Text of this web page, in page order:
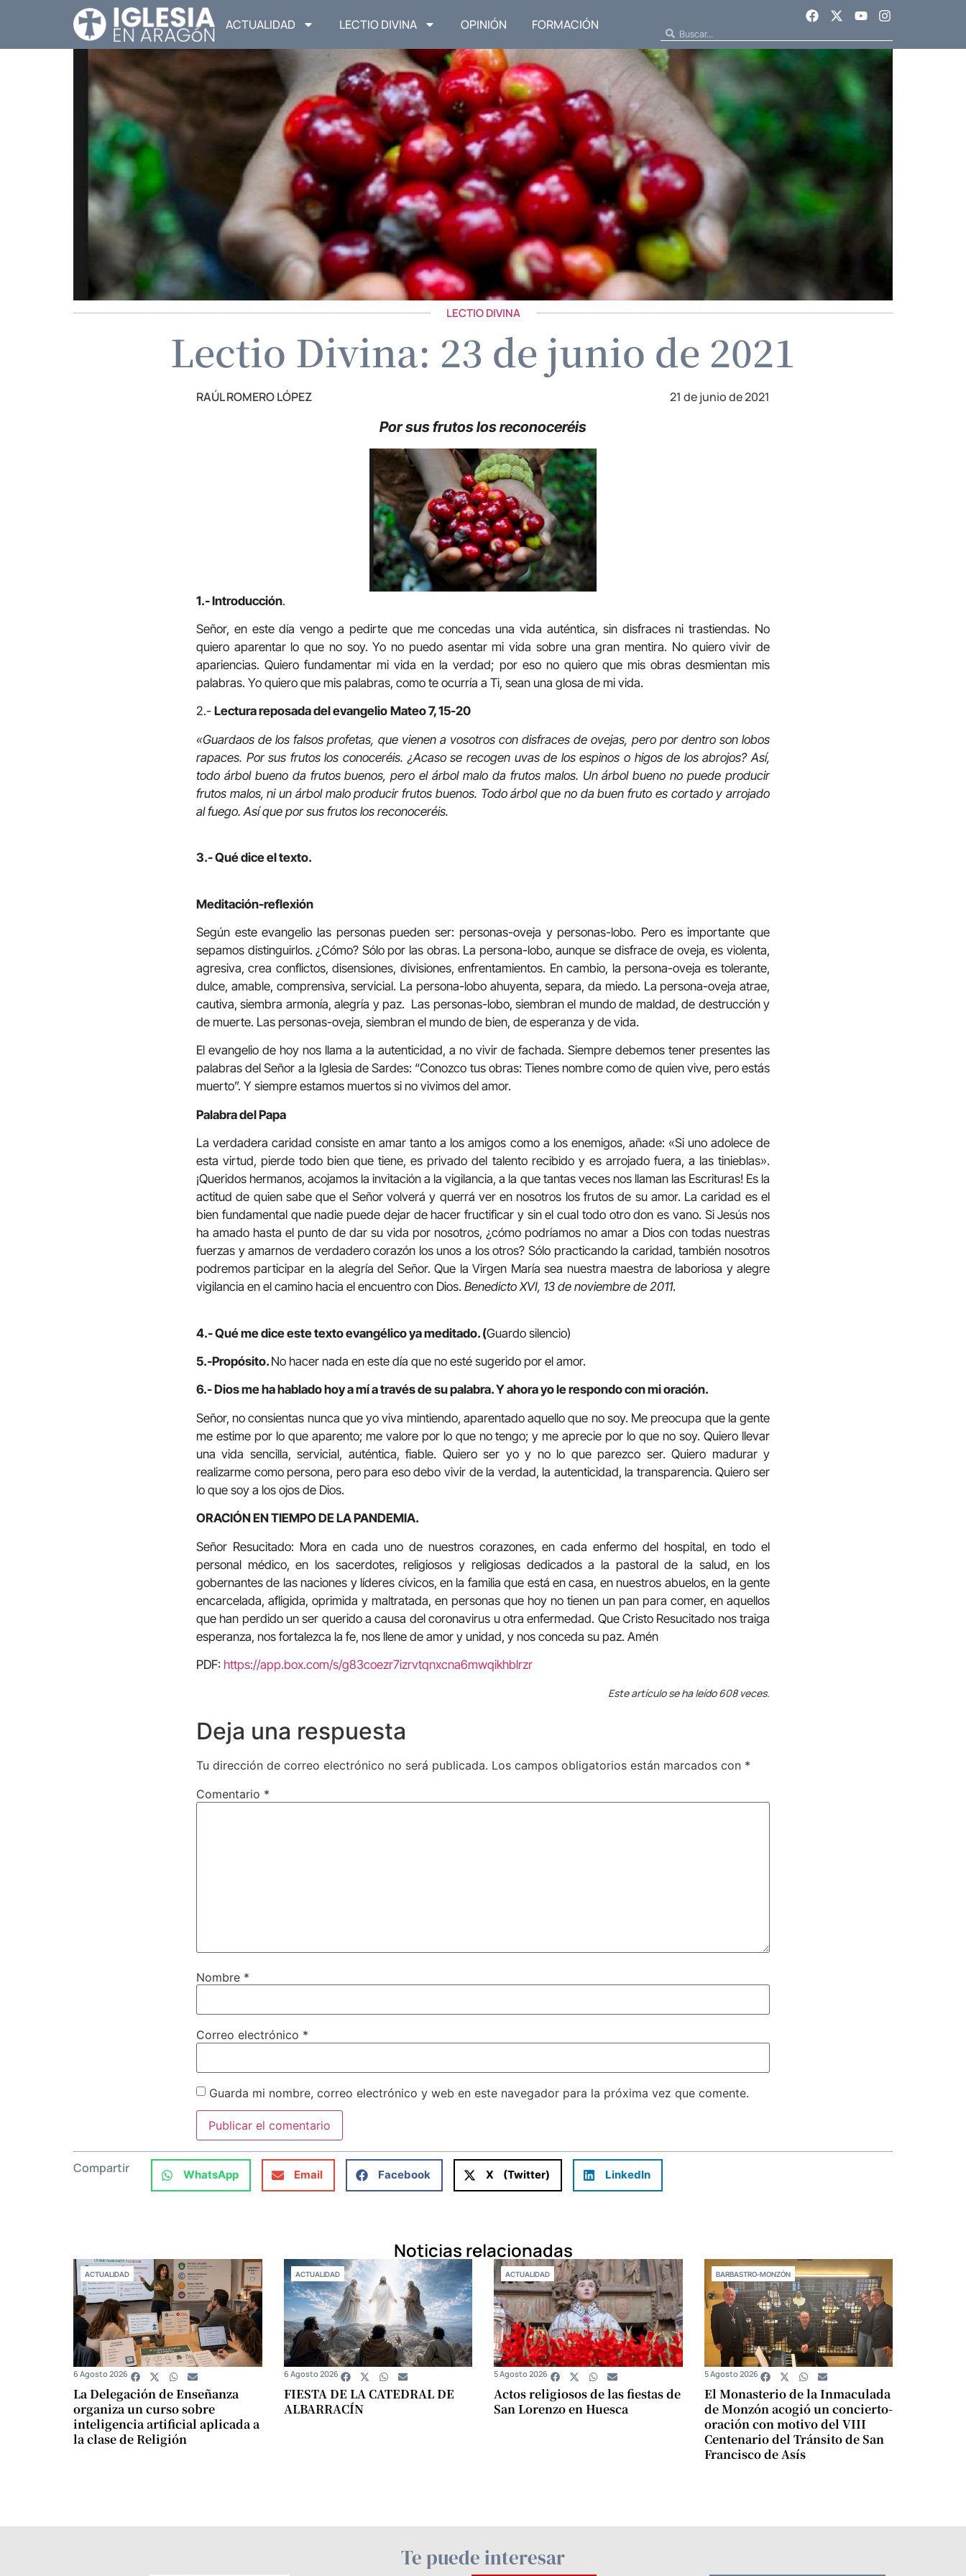
ACTUALIDAD LECTIO DIVINA OPINIÓN FORMACIÓN
LECTIO DIVINA
Lectio Divina: 23 de junio de 2021
RAÚL ROMERO LÓPEZ 21 de junio de 2021
Por sus frutos los reconoceréis
1.- Introducción.
Señor, en este día vengo a pedirte que me concedas una vida auténtica, sin disfraces ni trastiendas. No
quiero aparentar lo que no soy. Yo no puedo asentar mi vida sobre una gran mentira. No quiero vivir de
apariencias. Quiero fundamentar mi vida en la verdad; por eso no quiero que mis obras desmientan mis
palabras. Yo quiero que mis palabras, como te ocurría a Ti, sean una glosa de mi vida.
2.- Lectura reposada del evangelio Mateo 7, 15-20
«Guardaos de los falsos profetas, que vienen a vosotros con disfraces de ovejas, pero por dentro son lobos
rapaces. Por sus frutos los conoceréis. ¿Acaso se recogen uvas de los espinos o higos de los abrojos? Así,
todo árbol bueno da frutos buenos, pero el árbol malo da frutos malos. Un árbol bueno no puede producir
frutos malos, ni un árbol malo producir frutos buenos. Todo árbol que no da buen fruto es cortado y arrojado
al fuego. Así que por sus frutos los reconoceréis.
3.- Qué dice el texto.
Meditación-reflexión
Según este evangelio las personas pueden ser: personas-oveja y personas-lobo. Pero es importante que
sepamos distinguirlos. ¿Cómo? Sólo por las obras. La persona-lobo, aunque se disfrace de oveja, es violenta,
agresiva, crea conflictos, disensiones, divisiones, enfrentamientos. En cambio, la persona-oveja es tolerante,
dulce, amable, comprensiva, servicial. La persona-lobo ahuyenta, separa, da miedo. La persona-oveja atrae,
cautiva, siembra armonía, alegría y paz. Las personas-lobo, siembran el mundo de maldad, de destrucción y
de muerte. Las personas-oveja, siembran el mundo de bien, de esperanza y de vida.
El evangelio de hoy nos llama a la autenticidad, a no vivir de fachada. Siempre debemos tener presentes las
palabras del Señor a la Iglesia de Sardes: “Conozco tus obras: Tienes nombre como de quien vive, pero estás
muerto”. Y siempre estamos muertos si no vivimos del amor.
Palabra del Papa
La verdadera caridad consiste en amar tanto a los amigos como a los enemigos, añade: «Si uno adolece de
esta virtud, pierde todo bien que tiene, es privado del talento recibido y es arrojado fuera, a las tinieblas».
¡Queridos hermanos, acojamos la invitación a la vigilancia, a la que tantas veces nos llaman las Escrituras! Es la
actitud de quien sabe que el Señor volverá y querrá ver en nosotros los frutos de su amor. La caridad es el
bien fundamental que nadie puede dejar de hacer fructificar y sin el cual todo otro don es vano. Si Jesús nos
ha amado hasta el punto de dar su vida por nosotros, ¿cómo podríamos no amar a Dios con todas nuestras
fuerzas y amarnos de verdadero corazón los unos a los otros? Sólo practicando la caridad, también nosotros
podremos participar en la alegría del Señor. Que la Virgen María sea nuestra maestra de laboriosa y alegre
vigilancia en el camino hacia el encuentro con Dios. Benedicto XVI, 13 de noviembre de 2011.
4.- Qué me dice este texto evangélico ya meditado. (Guardo silencio)
5.-Propósito. No hacer nada en este día que no esté sugerido por el amor.
6.- Dios me ha hablado hoy a mí a través de su palabra. Y ahora yo le respondo con mi oración.
Señor, no consientas nunca que yo viva mintiendo, aparentado aquello que no soy. Me preocupa que la gente
me estime por lo que aparento; me valore por lo que no tengo; y me aprecie por lo que no soy. Quiero llevar
una vida sencilla, servicial, auténtica, fiable. Quiero ser yo y no lo que parezco ser. Quiero madurar y
realizarme como persona, pero para eso debo vivir de la verdad, la autenticidad, la transparencia. Quiero ser
lo que soy a los ojos de Dios.
ORACIÓN EN TIEMPO DE LA PANDEMIA.
Señor Resucitado: Mora en cada uno de nuestros corazones, en cada enfermo del hospital, en todo el
personal médico, en los sacerdotes, religiosos y religiosas dedicados a la pastoral de la salud, en los
gobernantes de las naciones y líderes cívicos, en la familia que está en casa, en nuestros abuelos, en la gente
encarcelada, afligida, oprimida y maltratada, en personas que hoy no tienen un pan para comer, en aquellos
que han perdido un ser querido a causa del coronavirus u otra enfermedad. Que Cristo Resucitado nos traiga
esperanza, nos fortalezca la fe, nos llene de amor y unidad, y nos conceda su paz. Amén
PDF: https://app.box.com/s/g83coezr7izrvtqnxcna6mwqikhblrzr
Este artículo se ha leído 608 veces.
Deja una respuesta
Tu dirección de correo electrónico no será publicada. Los campos obligatorios están marcados con *
Comentario *
Nombre *
Correo electrónico *
Guarda mi nombre, correo electrónico y web en este navegador para la próxima vez que comente.
Compartir WhatsApp Email Facebook X (Twitter) LinkedIn
Noticias relacionadas
ACTUALIDAD
La Delegación de Enseñanza
organiza un curso sobre
inteligencia artificial aplicada a
la clase de Religión
6 Agosto 2026
ACTUALIDAD
FIESTA DE LA CATEDRAL DE
ALBARRACÍN
6 Agosto 2026
ACTUALIDAD
Actos religiosos de las fiestas de
San Lorenzo en Huesca
5 Agosto 2026
BARBASTRO-MONZÓN
El Monasterio de la Inmaculada
de Monzón acogió un concierto-
oración con motivo del VIII
Centenario del Tránsito de San
Francisco de Asís
5 Agosto 2026
Te puede interesar